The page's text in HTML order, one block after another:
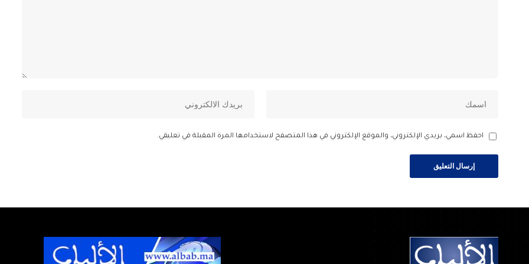
احفظ اسمي، بريدي الإلكتروني، والموقع الإلكتروني في هذا المتصفح لاستخدامها المرة المقبلة في تعليقي.